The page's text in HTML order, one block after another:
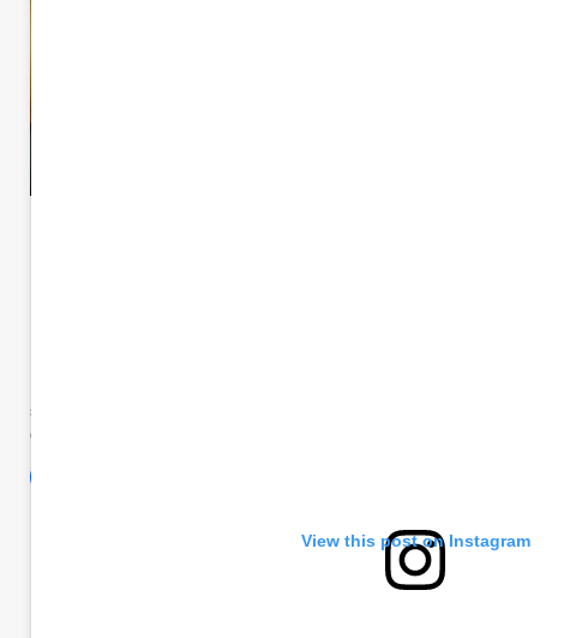
«Desde el MDF queremos
en un movimiento
sábado, 20 de diciembre de 2025
Comparte esto:
View this post on Instagram